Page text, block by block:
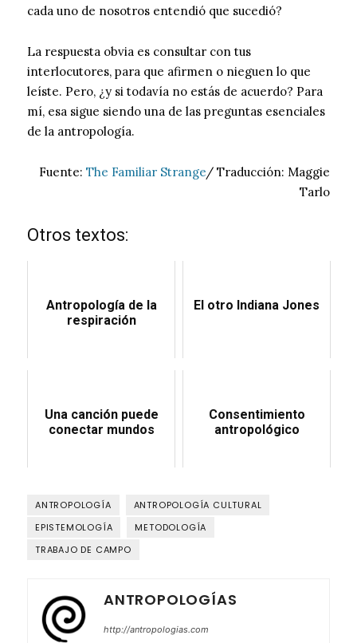
cada uno de nosotros entendió que sucedió?
La respuesta obvia es consultar con tus
interlocutores, para que afirmen o nieguen lo que
leíste. Pero, ¿y si todavía no estás de acuerdo? Para
mí, esa sigue siendo una de las preguntas esenciales
de la antropología.
Fuente: The Familiar Strange/ Traducción: Maggie
Tarlo
Otros textos:
Antropología de la
respiración
El otro Indiana Jones
Una canción puede
conectar mundos
Consentimiento
antropológico
ANTROPOLOGÍA
ANTROPOLOGÍA CULTURAL
EPISTEMOLOGÍA
METODOLOGÍA
TRABAJO DE CAMPO
ANTROPOLOGÍAS
http://antropologias.com